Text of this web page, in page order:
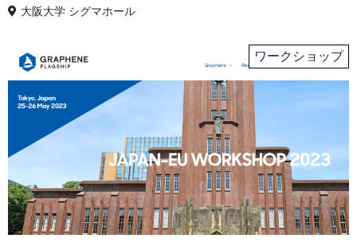
大阪大学 シグマホール
ワークショップ